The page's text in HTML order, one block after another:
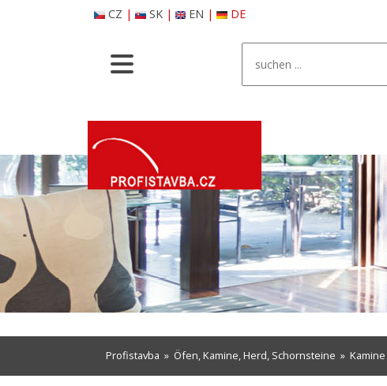
CZ | SK| EN | DE
Profistavba » Öfen, Kamine, Herd, Schornsteine »